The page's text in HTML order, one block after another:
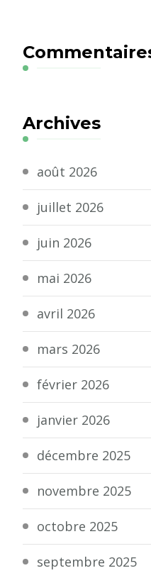
Archives
août 2026
juillet 2026
juin 2026
mai 2026
avril 2026
mars 2026
février 2026
janvier 2026
décembre 2025
novembre 2025
octobre 2025
septembre 2025